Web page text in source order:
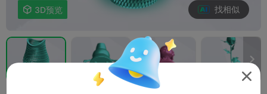
 3D预览 找相似

